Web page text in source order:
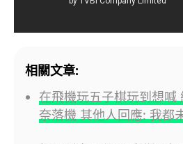
相關文章:
在飛機玩五子棋玩到想喊
奈落機 其他人回應: 我都